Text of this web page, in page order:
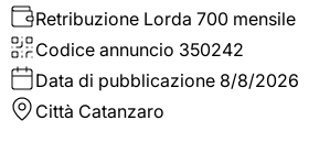
Retribuzione Lorda 700 mensile
Codice annuncio 350242
Data di pubblicazione 8/8/2026
Città Catanzaro